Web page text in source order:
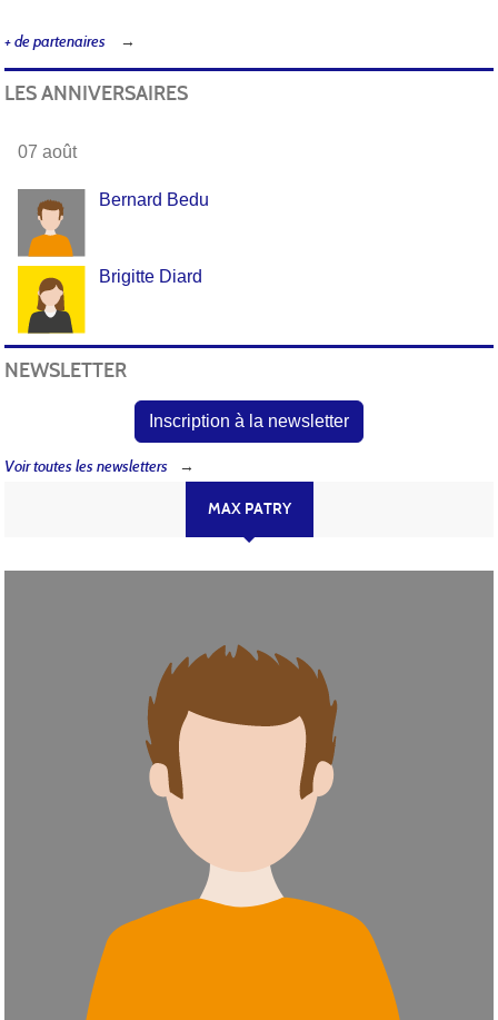
MAX PATRY
+ de partenaires
LES ANNIVERSAIRES
07 août
Bernard Bedu
Brigitte Diard
NEWSLETTER
Inscription à la newsletter
Voir toutes les newsletters